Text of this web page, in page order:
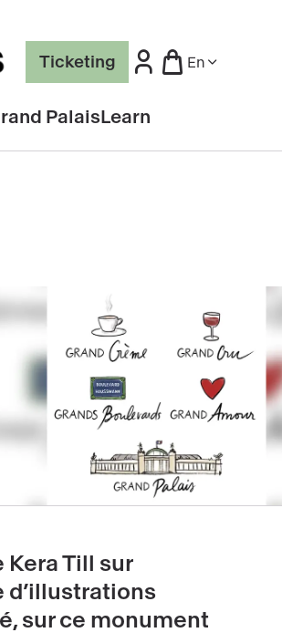
Ticketing En
PalaisLearn
Till sur
d’illustrations
sur ce monument